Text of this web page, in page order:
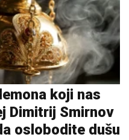
koji nas
Dimitrij Smirnov
oslobodite dušu